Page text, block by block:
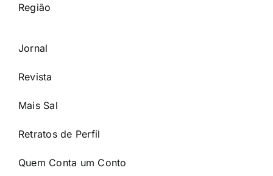
Região
Jornal
Revista
Mais Sal
Retratos de Perfil
Quem Conta um Conto